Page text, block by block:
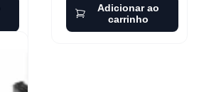
Adicionar ao
carrinho